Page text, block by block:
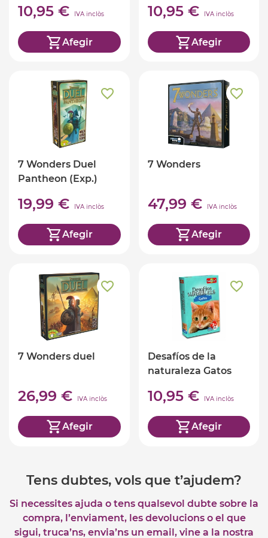
10,95 € IVA inclòs
Afegir
10,95 € IVA inclòs
Afegir
7 Wonders Duel
Pantheon (Exp.)
19,99 € IVA inclòs
Afegir
7 Wonders
47,99 € IVA inclòs
Afegir
7 Wonders duel
26,99 € IVA inclòs
Afegir
Desafíos de la
naturaleza Gatos
10,95 € IVA inclòs
Afegir
Tens dubtes, vols que t’ajudem?
Si necessites ajuda o tens qualsevol dubte sobre la
compra, l’enviament, les devolucions o el que
sigui, truca’ns, envia’ns un email, vine a la nostra